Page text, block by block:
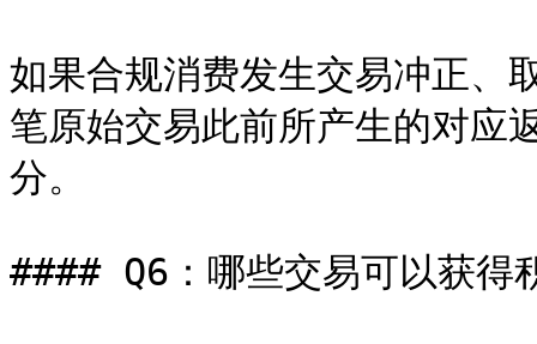
如果合规消费发生交易冲正、
笔原始交易此前所产生的对
分。
#### Q6：哪些交易可以获得